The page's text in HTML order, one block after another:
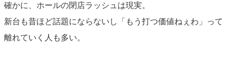
確かに、ホールの閉店ラッシュは現実。
新台も昔ほど話題にならないし「もう打つ価値ねぇわ」って
離れていく人も多い。